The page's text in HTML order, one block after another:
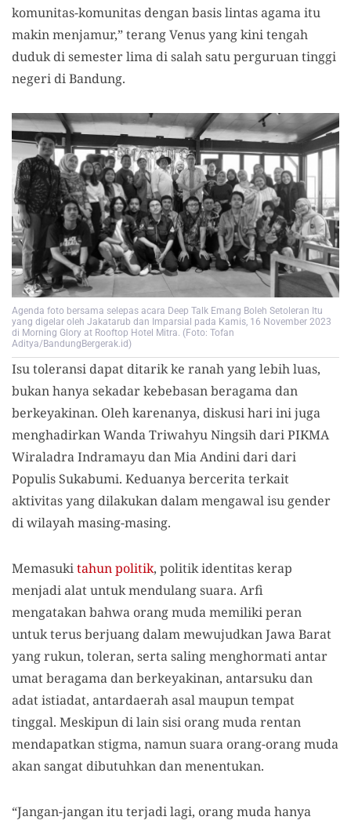
komunitas-komunitas dengan basis lintas agama itu
makin menjamur,” terang Venus yang kini tengah
duduk di semester lima di salah satu perguruan tinggi
negeri di Bandung.
Agenda foto bersama selepas acara Deep Talk Emang Boleh Setoleran Itu
yang digelar oleh Jakatarub dan Imparsial pada Kamis, 16 November 2023
di Morning Glory at Rooftop Hotel Mitra. (Foto: Tofan
Aditya/BandungBergerak.id)
Isu toleransi dapat ditarik ke ranah yang lebih luas,
bukan hanya sekadar kebebasan beragama dan
berkeyakinan. Oleh karenanya, diskusi hari ini juga
menghadirkan Wanda Triwahyu Ningsih dari PIKMA
Wiraladra Indramayu dan Mia Andini dari dari
Populis Sukabumi. Keduanya bercerita terkait
aktivitas yang dilakukan dalam mengawal isu gender
di wilayah masing-masing.
Memasukitahun politik, politik identitas kerap
menjadi alat untuk mendulang suara. Arfi
mengatakan bahwa orang muda memiliki peran
untuk terus berjuang dalam mewujudkan Jawa Barat
yang rukun, toleran, serta saling menghormati antar
umat beragama dan berkeyakinan, antarsuku dan
adat istiadat, antardaerah asal maupun tempat
tinggal. Meskipun di lain sisi orang muda rentan
mendapatkan stigma, namun suara orang-orang muda
akan sangat dibutuhkan dan menentukan.
“Jangan-jangan itu terjadi lagi, orang muda hanya